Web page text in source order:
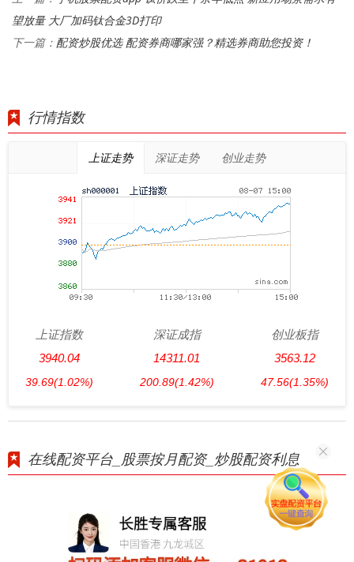
望放量 大厂加码钛合金3D打印
下一篇： 配资炒股优选 配资券商哪家强？精选券商助您投资！
行情指数
上证走势 深证走势 创业走势
上证指数
3940.04
39.69(1.02%)
深证成指
14311.01
200.89(1.42%)
创业板指
3563.12
47.56(1.35%)
在线配资平台_股票按月配资_炒股配资利息